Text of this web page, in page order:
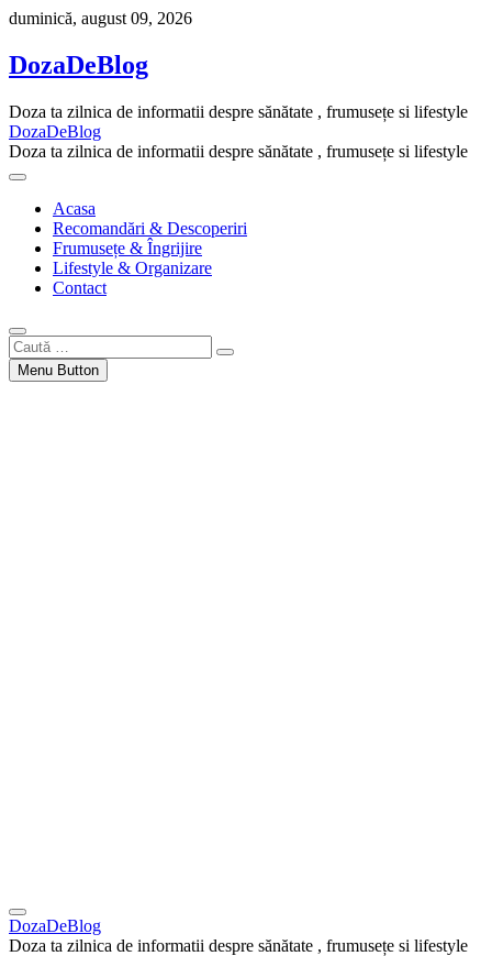
Skip
content
duminică, august 09, 2026
DozaDeBlog
Doza ta zilnica de informatii despre sănătate , frumusețe si lifestyle
DozaDeBlog
Doza ta zilnica de informatii despre sănătate , frumusețe si lifestyle
Acasa
Recomandări & Descoperiri
Frumusețe & Îngrijire
Lifestyle & Organizare
Contact
Caută
…Menu Button
DozaDeBlog
Doza ta zilnica de informatii despre sănătate , frumusețe si lifestyle